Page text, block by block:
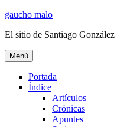
Ir
contenido
gaucho malo
El sitio de Santiago González
Menú
Portada
Índice
Artículos
Crónicas
Apuntes